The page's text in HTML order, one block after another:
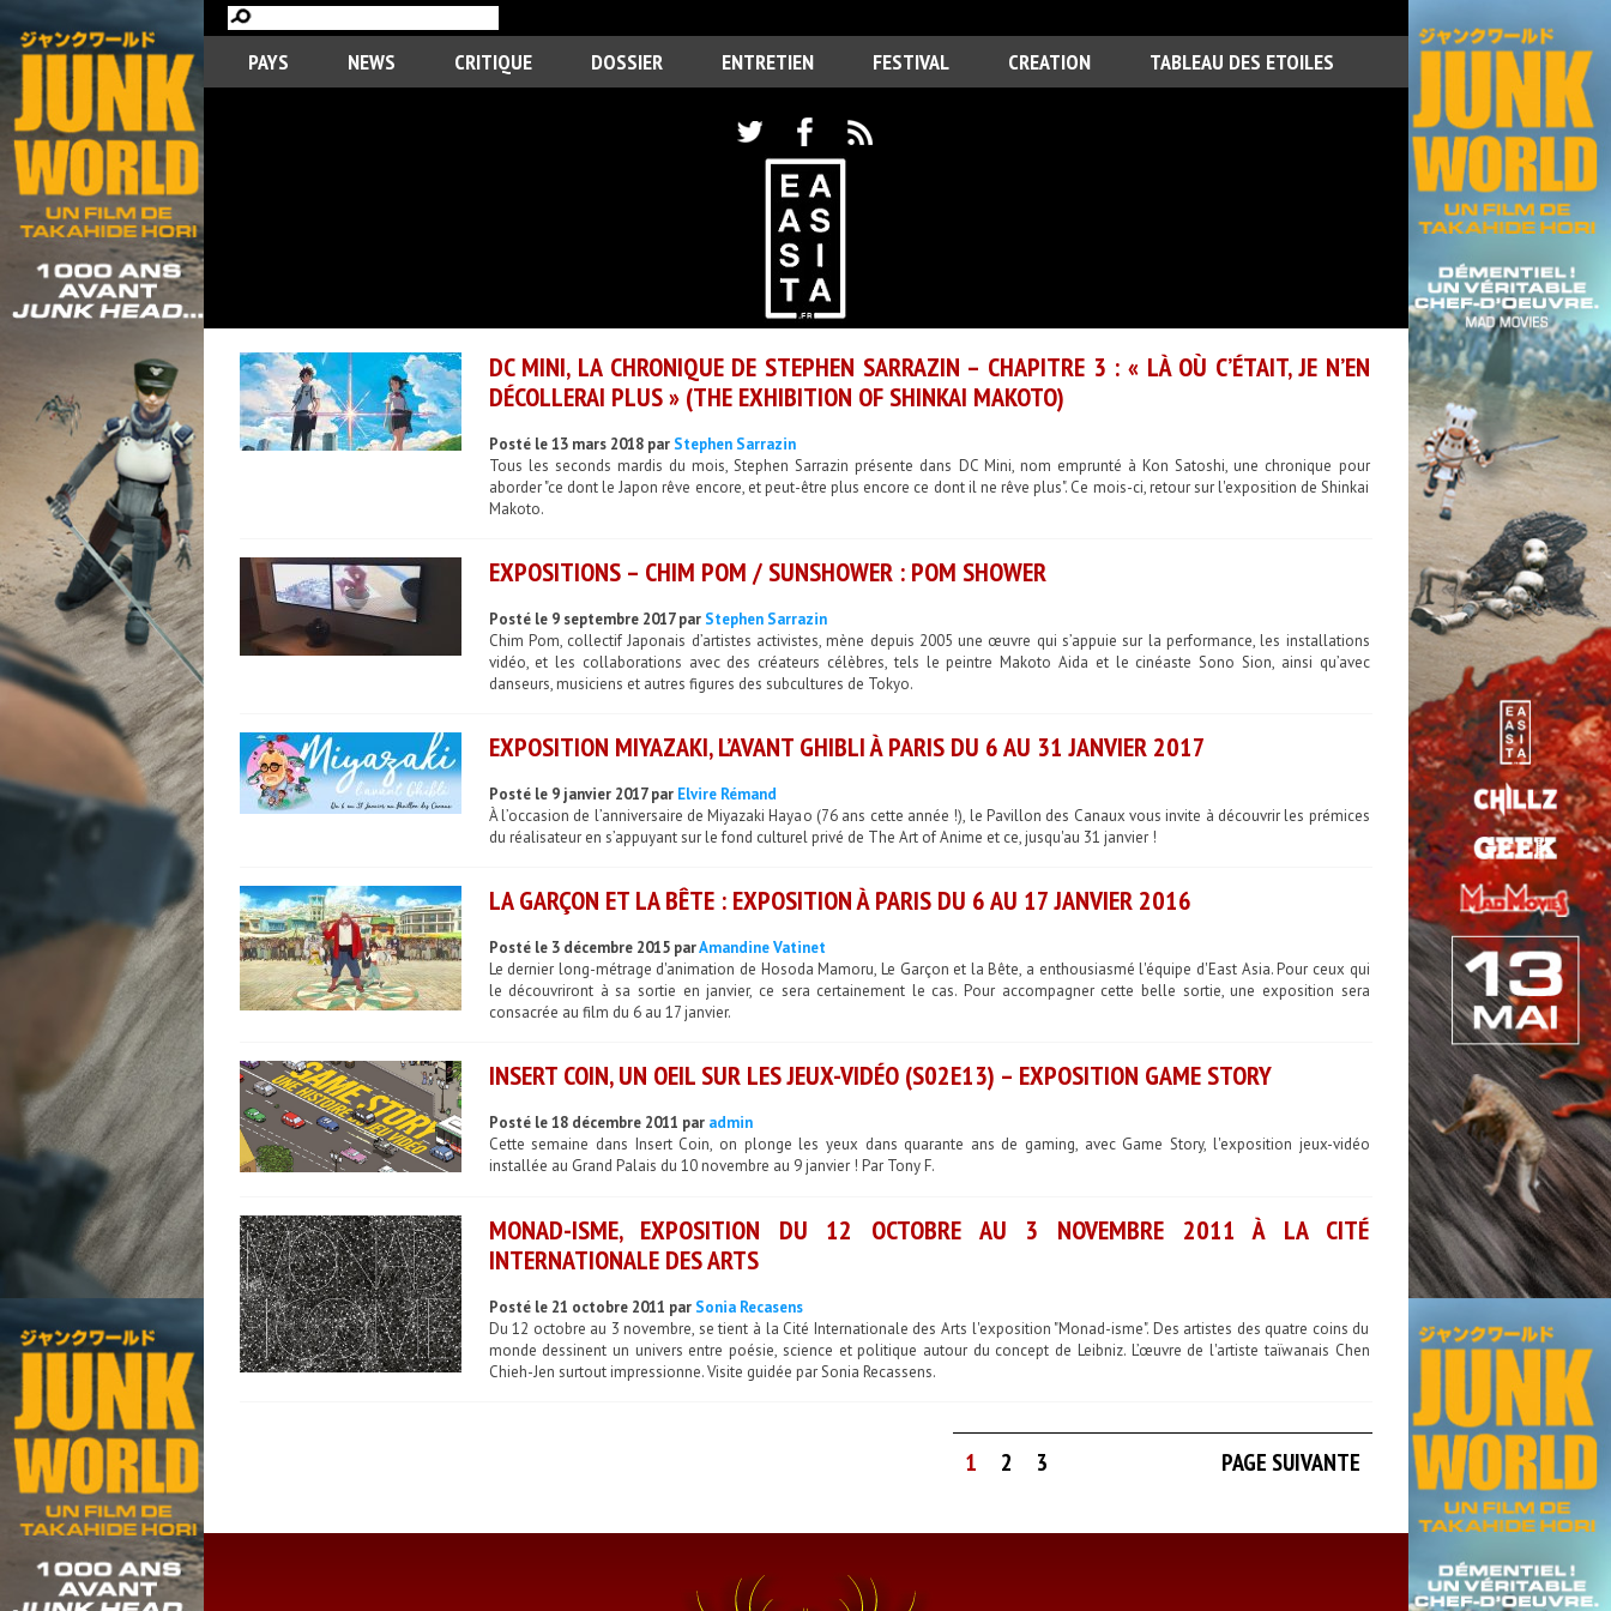
PAYS NEWS CRITIQUE DOSSIER ENTRETIEN FESTIVAL CREATION TABLEAU DES ETOILES
DC MINI, LA CHRONIQUE DE STEPHEN SARRAZIN – CHAPITRE 3 : « LÀ OÙ C’ÉTAIT, JE N’EN
DÉCOLLERAI PLUS » (THE EXHIBITION OF SHINKAI MAKOTO)
Posté le 13 mars 2018 par Stephen Sarrazin
Tous les seconds mardis du mois, Stephen Sarrazin présente dans DC Mini, nom emprunté à Kon Satoshi, une chronique pour
aborder "ce dont le Japon rêve encore, et peut-être plus encore ce dont il ne rêve plus". Ce mois-ci, retour sur l'exposition de Shinkai
Makoto.
EXPOSITIONS – CHIM POM / SUNSHOWER : POM SHOWER
Posté le 9 septembre 2017 par Stephen Sarrazin
Chim Pom, collectif Japonais d’artistes activistes, mène depuis 2005 une œuvre qui s’appuie sur la performance, les installations
vidéo, et les collaborations avec des créateurs célèbres, tels le peintre Makoto Aida et le cinéaste Sono Sion, ainsi qu’avec
danseurs, musiciens et autres figures des subcultures de Tokyo.
EXPOSITION MIYAZAKI, L’AVANT GHIBLI À PARIS DU 6 AU 31 JANVIER 2017
Posté le 9 janvier 2017 par Elvire Rémand
À l’occasion de l’anniversaire de Miyazaki Hayao (76 ans cette année !), le Pavillon des Canaux vous invite à découvrir les prémices
du réalisateur en s’appuyant sur le fond culturel privé de The Art of Anime et ce, jusqu'au 31 janvier !
LA GARÇON ET LA BÊTE : EXPOSITION À PARIS DU 6 AU 17 JANVIER 2016
Posté le 3 décembre 2015 parAmandine Vatinet
Le dernier long-métrage d'animation de Hosoda Mamoru, Le Garçon et la Bête, a enthousiasmé l'équipe d'East Asia. Pour ceux qui
le découvriront à sa sortie en janvier, ce sera certainement le cas. Pour accompagner cette belle sortie, une exposition sera
consacrée au film du 6 au 17 janvier.
INSERT COIN, UN OEIL SUR LES JEUX-VIDÉO (S02E13) – EXPOSITION GAME STORY
Posté le 18 décembre 2011 par admin
Cette semaine dans Insert Coin, on plonge les yeux dans quarante ans de gaming, avec Game Story, l'exposition jeux-vidéo
installée au Grand Palais du 10 novembre au 9 janvier ! Par Tony F.
MONAD-ISME, EXPOSITION DU 12 OCTOBRE AU 3 NOVEMBRE 2011 À LA CITÉ
INTERNATIONALE DES ARTS
Posté le 21 octobre 2011 par Sonia Recasens
Du 12 octobre au 3 novembre, se tient à la Cité Internationale des Arts l'exposition "Monad-isme". Des artistes des quatre coins du
monde dessinent un univers entre poésie, science et politique autour du concept de Leibniz. L’œuvre de l'artiste taïwanais Chen
Chieh-Jen surtout impressionne. Visite guidée par Sonia Recassens.
PAGE SUIVANTE
1 2 3